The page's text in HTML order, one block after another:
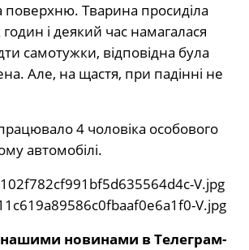
поверхню. Тварина просиділа
і деякий час намагалася
самотужки, відповідна була
Але, на щастя, при падінні не
працювало 4 чоловіка особового
автомобілі.
нашими новинами в Телеграм-